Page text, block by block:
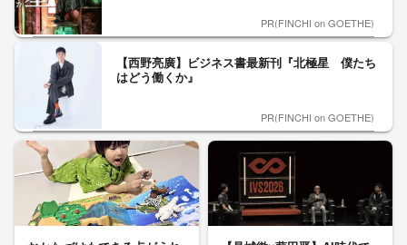
PR(FINCHI on GOETHE)
【西野亮廣】ビジネス書最新刊『北極星 僕たち
はどう働くか』
PR(FINCHI on GOETHE)